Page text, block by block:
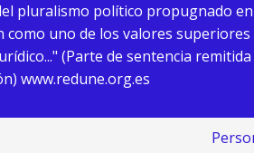
pluralismo político propugnado
como uno de los valores superiores
(Parte de sentencia remitida
www.redune.org.es